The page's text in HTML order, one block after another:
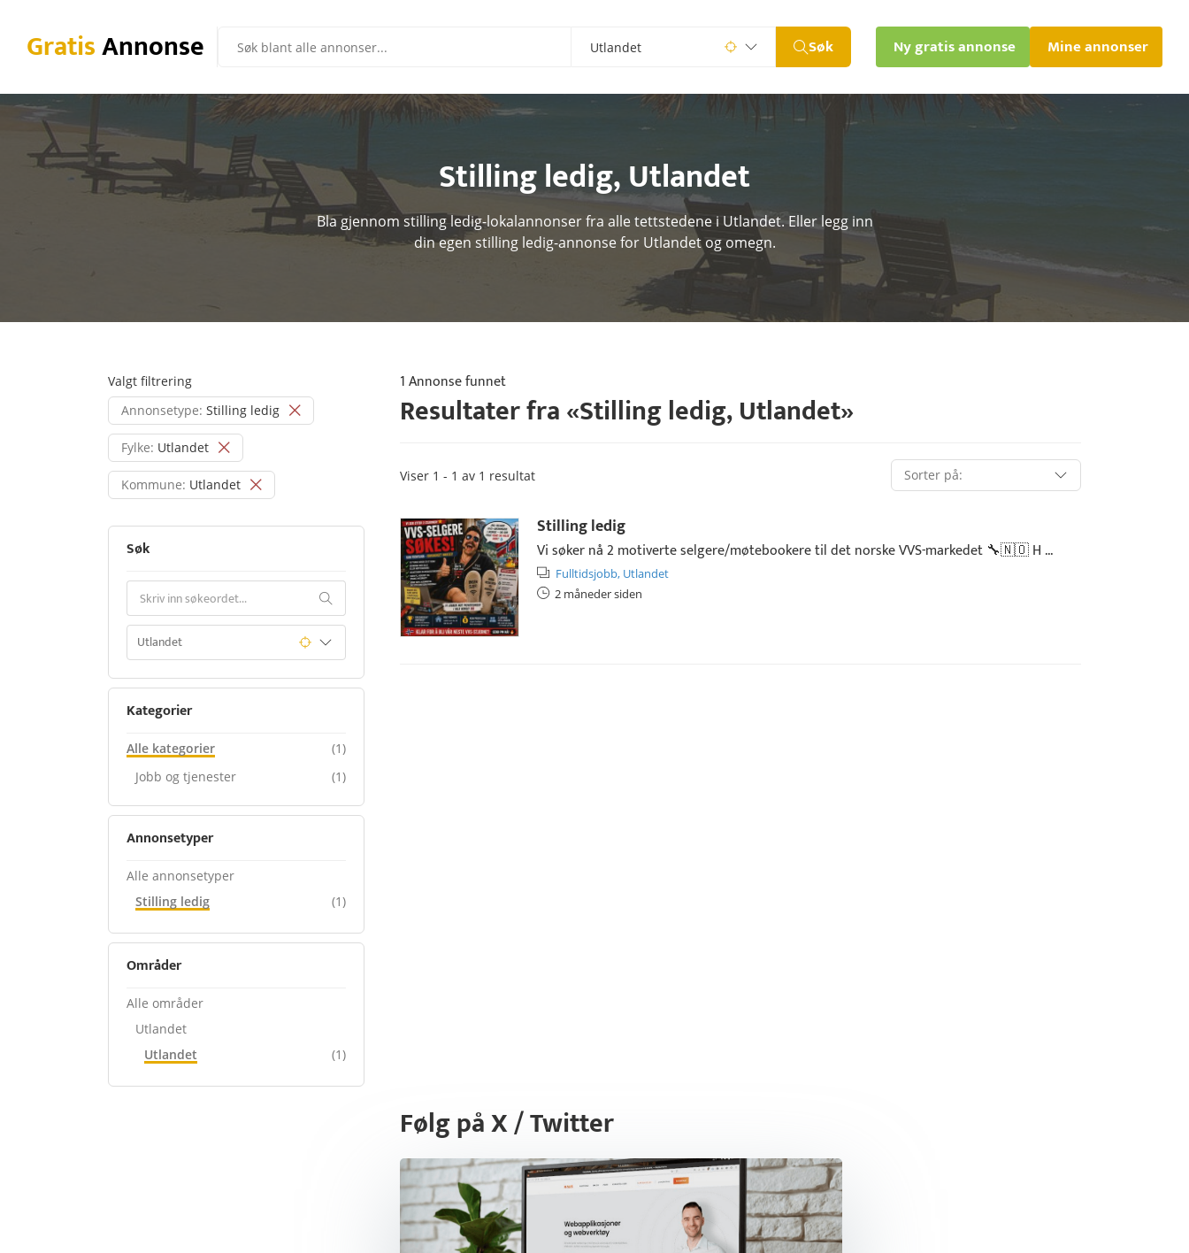
GratisAnnonse Søk Ny gratis annonse Mine annonser
Stilling ledig,Utlandet
Bla gjennom stilling ledig-lokalannonser fra alle tettstedene i Utlandet. Eller legg inn
din egen stilling ledig-annonse for Utlandet og omegn.
Valgt filtrering
Annonsetype: Stilling ledig
Fylke: Utlandet
Kommune: Utlandet
Søk
Kategorier
Alle kategorier
(1)
Jobb og tjenester
(1)
Annonsetyper
Alle annonsetyper
Stilling ledig
(1)
Områder
Alle områder
Utlandet
Utlandet
(1)
1 Annonse funnet
Resultater fra «Stilling ledig,Utlandet»
Viser 1 - 1 av 1 resultat
Stilling ledig
Vi søker nå 2 motiverte selgere/møtebookere til det norske VVS-markedet 🔧🇳🇴 H ...
Fulltidsjobb, Utlandet
2 måneder siden
Følg på X / Twitter